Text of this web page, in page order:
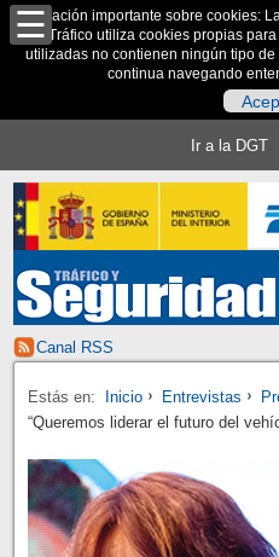
Información importante sobre cookies:
de Tráfico utiliza cookies propias
utilizadas no contienen ningún tipo
continua navegando
Ir a la DGT
Canal RSS
Estás en: Inicio Entrevistas
“Queremos liderar el futuro del